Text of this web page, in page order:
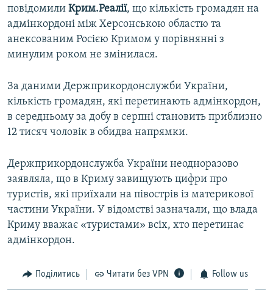
повідомили Крим.Реалії, що кількість громадян на
адмінкордоні між Херсонською областю та
анексованим Росією Кримом у порівнянні з
минулим роком не змінилася.
За даними Держприкордонслужби України,
кількість громадян, які перетинають адмінкордон,
в середньому за добу в серпні становить приблизно
12 тисяч чоловік в обидва напрямки.
Держприкордонслужба України неодноразово
заявляла, що в Криму завищують цифри про
туристів, які приїхали на півострів із материкової
частини України. У відомстві зазначали, що влада
Криму вважає «туристами» всіх, хто перетинає
адмінкордон.
Поділитись Читати без VPN Follow us